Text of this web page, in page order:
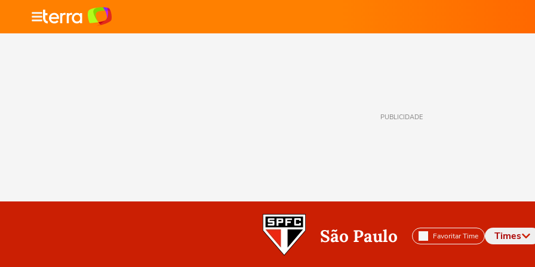
PUBLICIDADE
São Paulo Favoritar Time Times